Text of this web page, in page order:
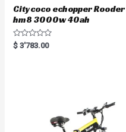
Citycoco echopper Rooder
hm8 3000w 40ah
R
a
$ 3'783.00